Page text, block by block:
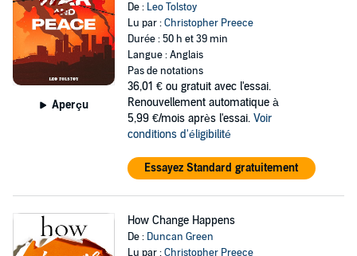
Aperçu
De : Leo Tolstoy
Lu par :Christopher Preece
Durée : 50 h et 39 min
Langue : Anglais
Pas de notations
36,01 € ou gratuit avec l'essai.
Renouvellement automatique à
5,99 €/mois après l'essai. Voir
conditions d'éligibilité
Essayez Standard gratuitement
How Change Happens
De : Duncan Green
Lu par :Christopher Preece